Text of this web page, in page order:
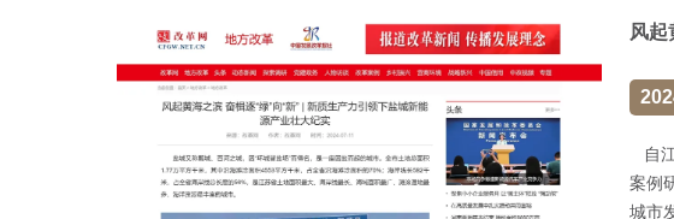
风
自
案例
城市